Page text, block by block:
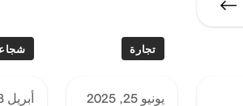
تجارة
يونيو 25, 2025